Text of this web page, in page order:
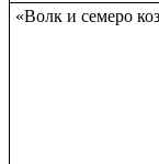
«Волк и семеро